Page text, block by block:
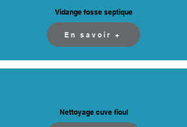
Vidange fosse septique
En savoir +
Nettoyage cuve fioul